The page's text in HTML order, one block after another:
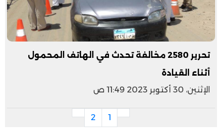
تحرير 2580 مخالفة تحدث في الهاتف المحمول
أثناء القيادة
الإثنين، 30 أكتوبر 2023 11:49 ص
1
2